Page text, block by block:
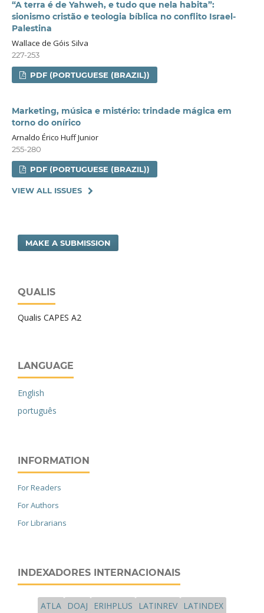
“A terra é de Yahweh, e tudo que nela habita”:
sionismo cristão e teologia bíblica no conflito Israel-
Palestina
Wallace de Góis Silva
227-253
PDF (PORTUGUESE (BRAZIL))
Marketing, música e mistério: trindade mágica em
torno do onírico
Arnaldo Érico Huff Junior
255-280
PDF (PORTUGUESE (BRAZIL))
VIEW ALL ISSUES
MAKE A SUBMISSION
QUALIS
Qualis CAPES A2
LANGUAGE
English
português
INFORMATION
For Readers
For Authors
For Librarians
INDEXADORES INTERNACIONAIS
ATLA DOAJ ERIHPLUS LATINREV
LATINDEX